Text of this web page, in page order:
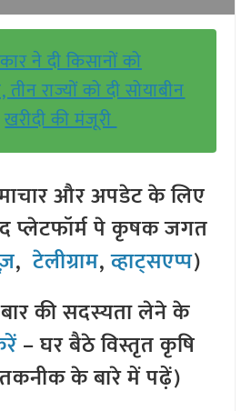
ने दी किसानों को
राज्यों को दी सोयाबीन
खरीदी की मंजूरी
और अपडेट के लिए
पे कृषक जगत
,टेलीग्राम,व्हाट्सएप्प)
की सदस्यता लेने के
– घर बैठे विस्तृत कृषि
के बारे में पढ़ें)